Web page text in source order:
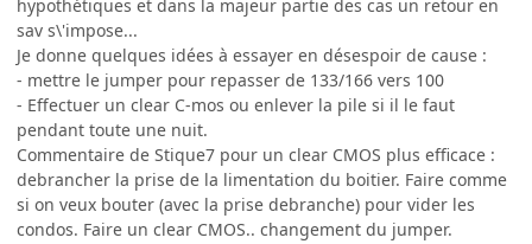
hypothétiques et dans la majeur partie des cas un retour en
sav s\'impose...
Je donne quelques idées à essayer en désespoir de cause :
- mettre le jumper pour repasser de 133/166 vers 100
- Effectuer un clear C-mos ou enlever la pile si il le faut
pendant toute une nuit.
Commentaire de Stique7 pour un clear CMOS plus efficace :
debrancher la prise de la limentation du boitier. Faire comme
si on veux bouter (avec la prise debranche) pour vider les
condos. Faire un clear CMOS.. changement du jumper.